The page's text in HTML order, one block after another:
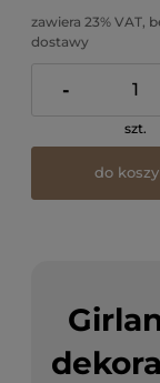
zawiera 23% VAT,
dostawy
-
szt.
do